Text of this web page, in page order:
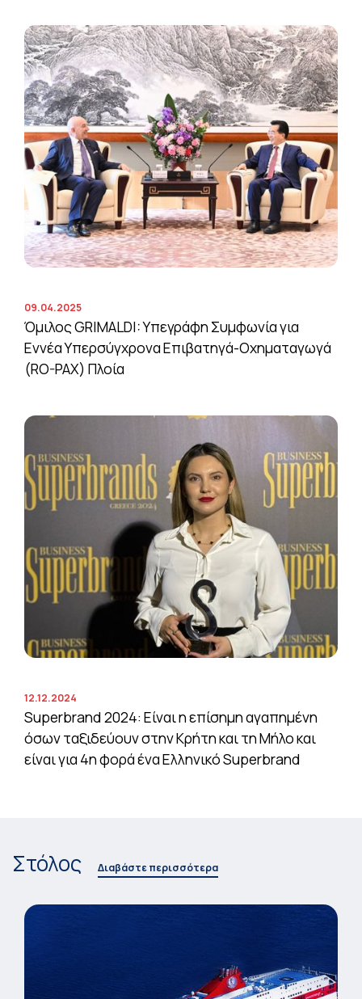
09.04.2025
Όμιλος GRIMALDI: Υπεγράφη Συμφωνία για
Εννέα Υπερσύγχρονα Επιβατηγά-Οχηματαγωγά
(RO-PAX) Πλοία
12.12.2024
Superbrand 2024: Είναι η επίσημη αγαπημένη
όσων ταξιδεύουν στην Κρήτη και τη Μήλο και
είναι για 4η φορά ένα Ελληνικό Superbrand
Στόλος Διαβάστε περισσότερα